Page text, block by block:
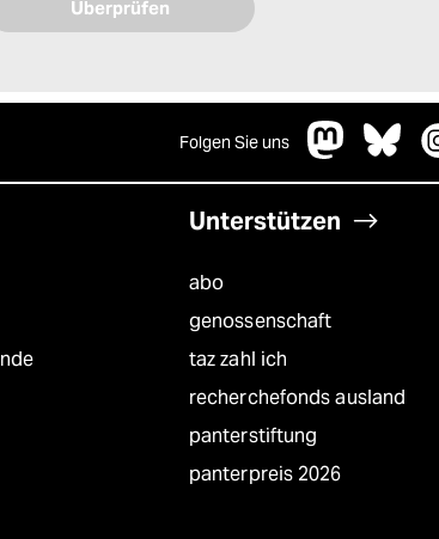
Folgen Sie uns
Unterstützen
abo
genossenschaft
taz zahl ich
recherchefonds ausland
panterstiftung
panterpreis 2026